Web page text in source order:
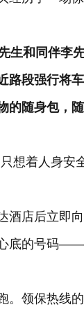
生和同伴李
路段强行将
的随身包，随
想着人身安
酒店后立即
底的号码
。领保热线